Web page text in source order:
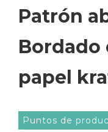
Patrón
Bordado
papel
Puntos de